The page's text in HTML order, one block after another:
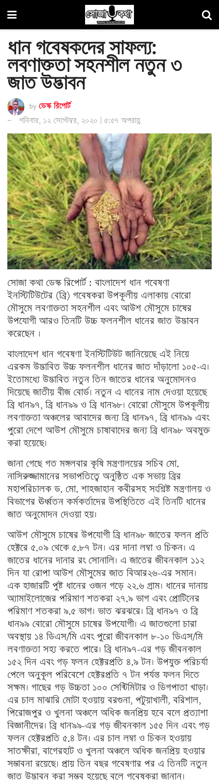
ধান গবেষকদের সাফল্য:
লবণাক্ততা সহনশীল নতুন ৩
জাত উদ্ভাবন
by ডেস্ক রিপোর্ট
শনিবার, ১২ সেপ্টেম্বর, ২০২০ | ৫:৫৭ অপরাহ্ণ
সোজা কথা ডেস্ক রিপোর্ট : বাংলাদেশ ধান গবেষণা
ইনস্টিটিউটের (ব্রি) গবেষকরা উপকূলীয় এলাকায় বোরো
মৌসুমে লবণাক্ততা সহনশীল এবং আউশ মৌসুমে চাষের
উপযোগী আরও তিনটি উচ্চ ফলনশীল ধানের জাত উদ্ভাবন
করেছেন ।
বাংলাদেশ ধান গবেষণা ইনস্টিটিউট জানিয়েছে এই নিয়ে
এরকম উদ্ভাবিত উচ্চ ফলনশীল ধানের জাত দাঁড়ালো ১০৫-এ।
ইতোমধ্যে উদ্ভাবিত নতুন তিন জাতের ধানের অনুমোদনও
দিয়েছে জাতীয় বীজ বোর্ড। নতুন এ ধানের নাম দেওয়া হয়েছে
ব্রি ধান৯৭, ব্রি ধান৯৯ ও ব্রি ধান৯৮। বোরো মৌসুমে উপকূলীয়
লবণাক্ততা অঞ্চলের আবাদের জন্য ব্রি ধান৯৭, ব্রি ধান৯৯ এবং
পুরো দেশে আউশ মৌসুমে চাষাবাদের জন্য ব্রি ধান৯৮ অবমুক্ত
করা হয়েছে।
জানা গেছে গত মঙ্গলবার কৃষি মন্ত্রণালয়ের সচিব মো.
নাসিরুজ্জামানের সভাপতিত্বে অনুষ্ঠিত এক সভায় ব্রির
মহাপরিচালক ড. মো. শাহজাহান কবীরসহ সংশ্নিষ্ট মন্ত্রণালয় ও
বিভাগের ঊর্ধ্বতন কর্মকর্তাদের উপস্থিতিতে এই তিনটি ধানের
জাত অনুমোদন দেওয়া হয়।
আউশ মৌসুমে চাষের উপযোগী ব্রি ধান৯৮ জাতের ফলন প্রতি
হেক্টরে ৫.০৯ থেকে ৫.৮৭ টন। এর দানা লম্বা ও চিকন। এ
জাতের ধানের দানার রং সোনালি। এ জাতের জীবনকাল ১১২
দিন যা রোপা আউশ মৌসুমের জাত বিআর২৬-এর সমান।
এক হাজারটি পুষ্ট ধানের ওজন গড়ে ২২.৬ গ্রাম। ধানের দানায়
অ্যামাইলোজের পরিমাণ শতকরা ২৭.৯ ভাগ এবং প্রোটিনের
পরিমাণ শতকরা ৯.৫ ভাগ। ভাত ঝরঝরে। ব্রি ধান৯৭ ও ব্রি
ধান৯৯ বোরো মৌসুমে চাষের উপযোগী। এ জাতগুলো চারা
অবস্থায় ১৪ ডিএস/মি এবং পুরো জীবনকাল ৮-১০ ডিএস/মি
লবণাক্ততা সহ্য করতে পারে। ব্রি ধান৯৭-এর গড় জীবনকাল
১৫২ দিন এবং গড় ফলন হেক্টরপ্রতি ৪.৯ টন। উপযুক্ত পরিচর্যা
পেলে অনুকূল পরিবেশে হেক্টরপ্রতি ৭ টন পর্যন্ত ফলন দিতে
সক্ষম। গাছের গড় উচ্চতা ১০০ সেন্টিমিটার ও ডিগপাতা খাড়া।
এর চাল মাঝারি মোটা হওয়ায় বরগুনা, পটুয়াখালী, বরিশাল,
পিরোজপুর ও খুলনা অঞ্চলে অধিক জনপ্রিয় হবে বলে প্রত্যাশা
বিজ্ঞানীদের। ব্রি ধান৯৯-এর গড় জীবনকাল ১৫৫ দিন এবং গড়
ফলন হেক্টরপ্রতি ৫.৪ টন। এর চাল লম্বা ও চিকন হওয়ায়
সাতক্ষীরা, বাগেরহাট ও খুলনা অঞ্চলে অধিক জনপ্রিয় হওয়ার
সম্ভাবনা রয়েছে। প্রায় তিন বছর গবেষণার পর এ তিনটি নতুন
জাত উদ্ভাবন করা সম্ভব হয়েছে বলে গবেষকরা জানান।